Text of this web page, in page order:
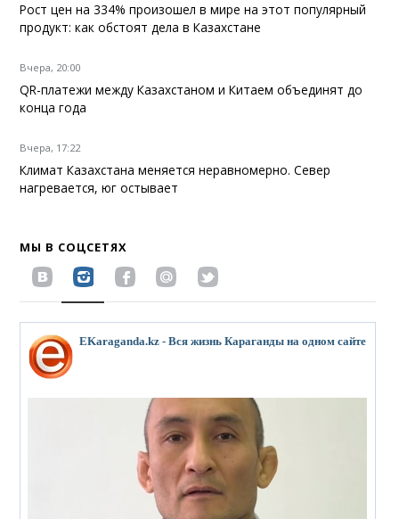
Рост цен на 334% произошел в мире на этот популярный
продукт: как обстоят дела в Казахстане
Вчера, 20:00
QR-платежи между Казахстаном и Китаем объединят до
конца года
Вчера, 17:22
Климат Казахстана меняется неравномерно. Север
нагревается, юг остывает
МЫ В СОЦСЕТЯХ
EKaraganda.kz - Вся жизнь Караганды на одном сайте